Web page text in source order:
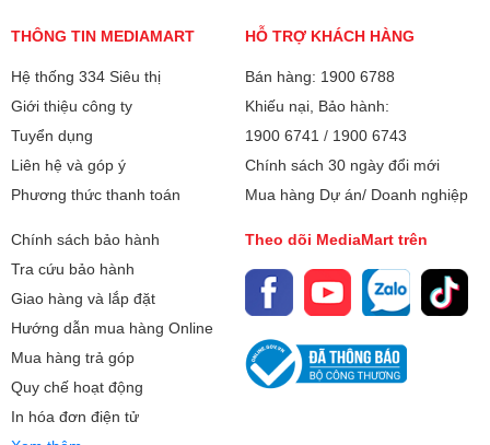
THÔNG TIN MEDIAMART
Hệ thống 334 Siêu thị
Giới thiệu công ty
Tuyển dụng
Liên hệ và góp ý
Phương thức thanh toán
HỖ TRỢ KHÁCH HÀNG
Bán hàng: 1900 6788
Khiếu nại, Bảo hành:
1900 6741 / 1900 6743
Chính sách 30 ngày đổi mới
Mua hàng Dự án/ Doanh nghiệp
Chính sách bảo hành
Tra cứu bảo hành
Giao hàng và lắp đặt
Hướng dẫn mua hàng Online
Mua hàng trả góp
Quy chế hoạt động
In hóa đơn điện tử
Theo dõi MediaMart trên